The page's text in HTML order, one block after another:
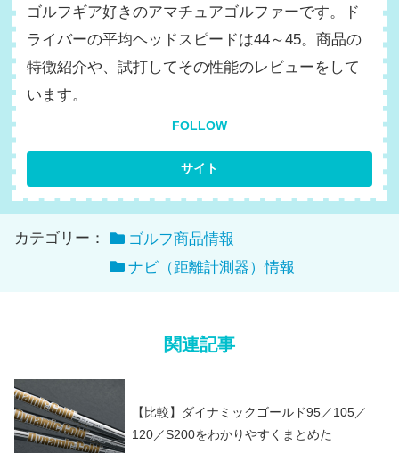
ゴルフギア好きのアマチュアゴルファーです。ド
ライバーの平均ヘッドスピードは44～45。商品の
特徴紹介や、試打してその性能のレビューをして
います。
FOLLOW
カテゴリー：
ゴルフ商品情報
ナビ（距離計測器）情報
関連記事
【比較】ダイナミックゴールド95／105／
120／S200をわかりやすくまとめた